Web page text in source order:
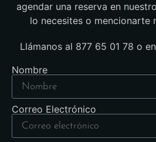
agendar una reserva en
lo necesites o mencionarte
Llámanos al 877 65 01 78 o
Nombre
Correo Electrónico